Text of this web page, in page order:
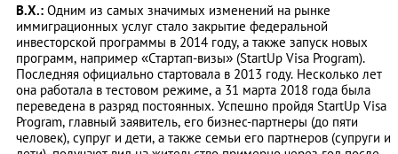
В.Х.: Одним из самых значимых изменений на рынке
иммиграционных услуг стало закрытие федеральной
инвесторской программы в 2014 году, а также запуск новых
программ, например «Стартап-визы» (StartUp Visa Program).
Последняя официально стартовала в 2013 году. Несколько лет
она работала в тестовом режиме, а 31 марта 2018 года была
переведена в разряд постоянных. Успешно пройдя StartUp Visa
Program, главный заявитель, его бизнес-партнеры (до пяти
человек), супруг и дети, а также семьи его партнеров (супруги и